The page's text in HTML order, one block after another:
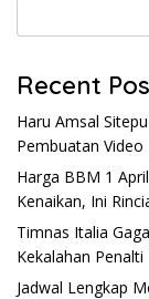
Recent
Haru Amsal
Pembuatan
Harga BBM 1
Kenaikan, Ini
Timnas Italia
Kekalahan
Jadwal Lengkap